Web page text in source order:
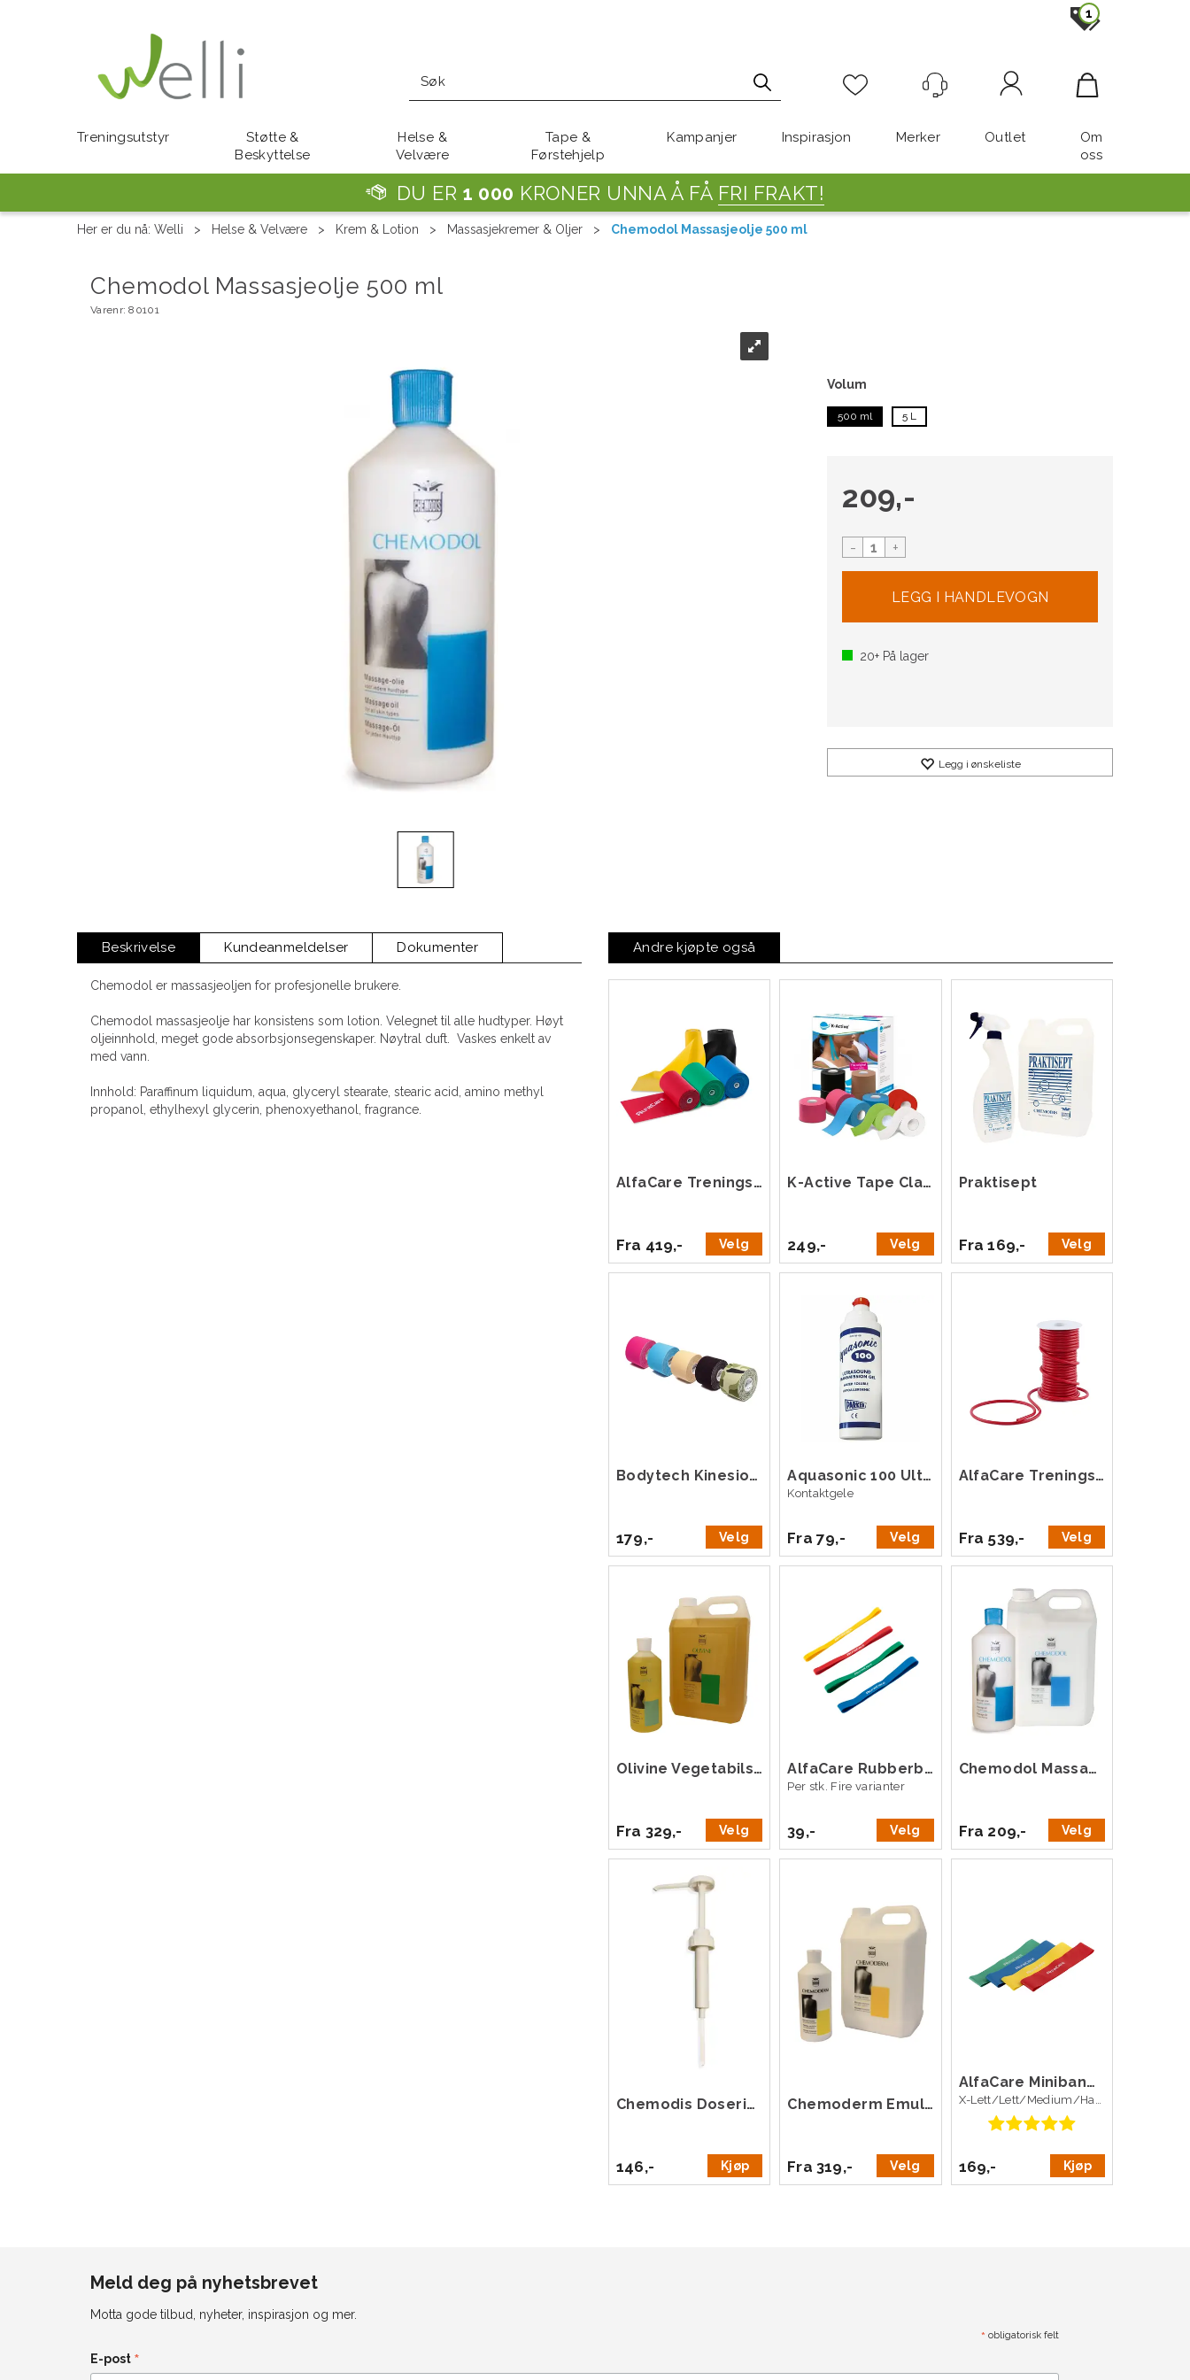
1
Treningsutstyr
Støtte &
Beskyttelse
Helse &
Velvære
Tape &
Førstehjelp
Kampanjer Inspirasjon Merker Outlet
Om
oss
DU ER1 000 KRONER UNNA Å FÅ FRI FRAKT!
Her er du nå: Welli > Helse & Velvære > Krem & Lotion > Massasjekremer & Oljer > Chemodol Massasjeolje 500 ml
Chemodol Massasjeolje 500 ml
Varenr:80101
Volum
500 ml 5 L
209,-
- +
20+ På lager
Legg i ønskeliste
Beskrivelse Kundeanmeldelser Dokumenter
Chemodol er massasjeoljen for profesjonelle brukere.
Chemodol massasjeolje har konsistens som lotion. Velegnet til alle hudtyper. Høyt
oljeinnhold, meget gode absorbsjonsegenskaper. Nøytral duft. Vaskes enkelt av
med vann.
Innhold: Paraffinum liquidum, aqua, glyceryl stearate, stearic acid, amino methyl
propanol, ethylhexyl glycerin, phenoxyethanol, fragrance.
Andre kjøpte også
AlfaCare Treningsbånd 25 m
Fra 419,- Velg
K-Active Tape Classic 5 cm x 5 m
249,- Velg
Praktisept
Fra 169,- Velg
Bodytech Kinesiology Tape 5cm x 5m
179,- Velg
Aquasonic 100 Ultralydgel Blå
Kontaktgele
Fra 79,- Velg
AlfaCare Treningsslange 20 m
Fra 539,- Velg
Olivine Vegetabilsk Massasjeolje
Fra 329,- Velg
AlfaCare Rubberband
Per stk. Fire varianter
39,- Velg
Chemodol Massasjeolje
Fra 209,- Velg
Chemodis Doseringspumpe 5 liter
146,- Kjøp
Chemoderm Emulsion
Fra 319,- Velg
AlfaCare Miniband 4-pack
X-Lett/Lett/Medium/Hard
169,- Kjøp
Meld deg på nyhetsbrevet
Motta gode tilbud, nyheter, inspirasjon og mer.
* obligatorisk felt
E-post *